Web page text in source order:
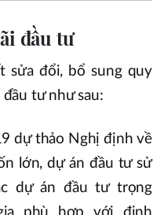
đầu tư
sửa đổi, bổ sung quy
tư như sau:
dự thảo Nghị định về
lớn, dự án đầu tư sử
dự án đầu tư trọng
phù hợp với định